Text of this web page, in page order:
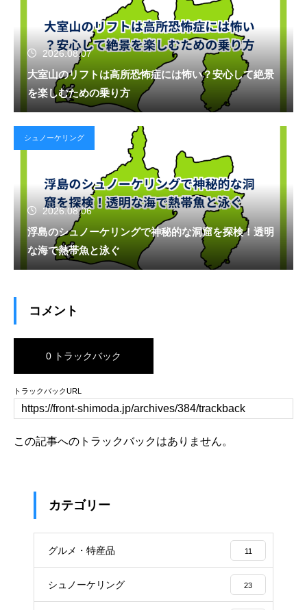
2026.08.07
大室山のリフトは高所恐怖症には怖い？安心して絶景
を楽しむための乗り方
シュノーケリング
2026.08.06
浮島のシュノーケリングで神秘的な洞窟を探検！透明
な海で熱帯魚と泳ぐ
コメント
0 トラックバック
トラックバックURL
この記事へのトラックバックはありません。
カテゴリー
グルメ・特産品 11
シュノーケリング 23